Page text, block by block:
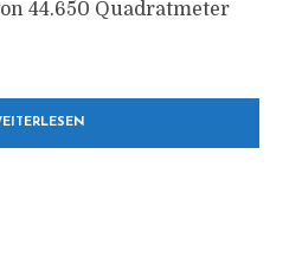
44.650 Quadratmeter